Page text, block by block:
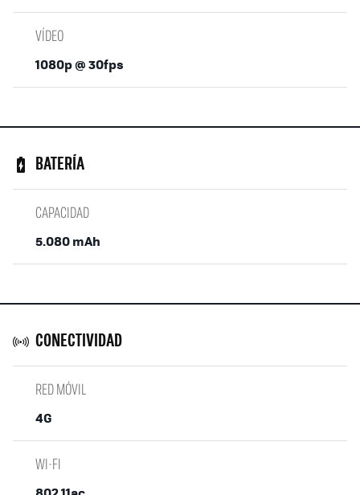
VÍDEO
1080p @ 30fps
BATERÍA
CAPACIDAD
5.080 mAh
CONECTIVIDAD
RED MÓVIL
4G
WI-FI